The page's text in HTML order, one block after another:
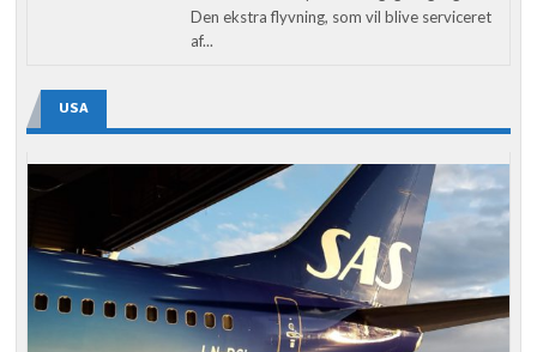
Den ekstra flyvning, som vil blive serviceret
af...
USA